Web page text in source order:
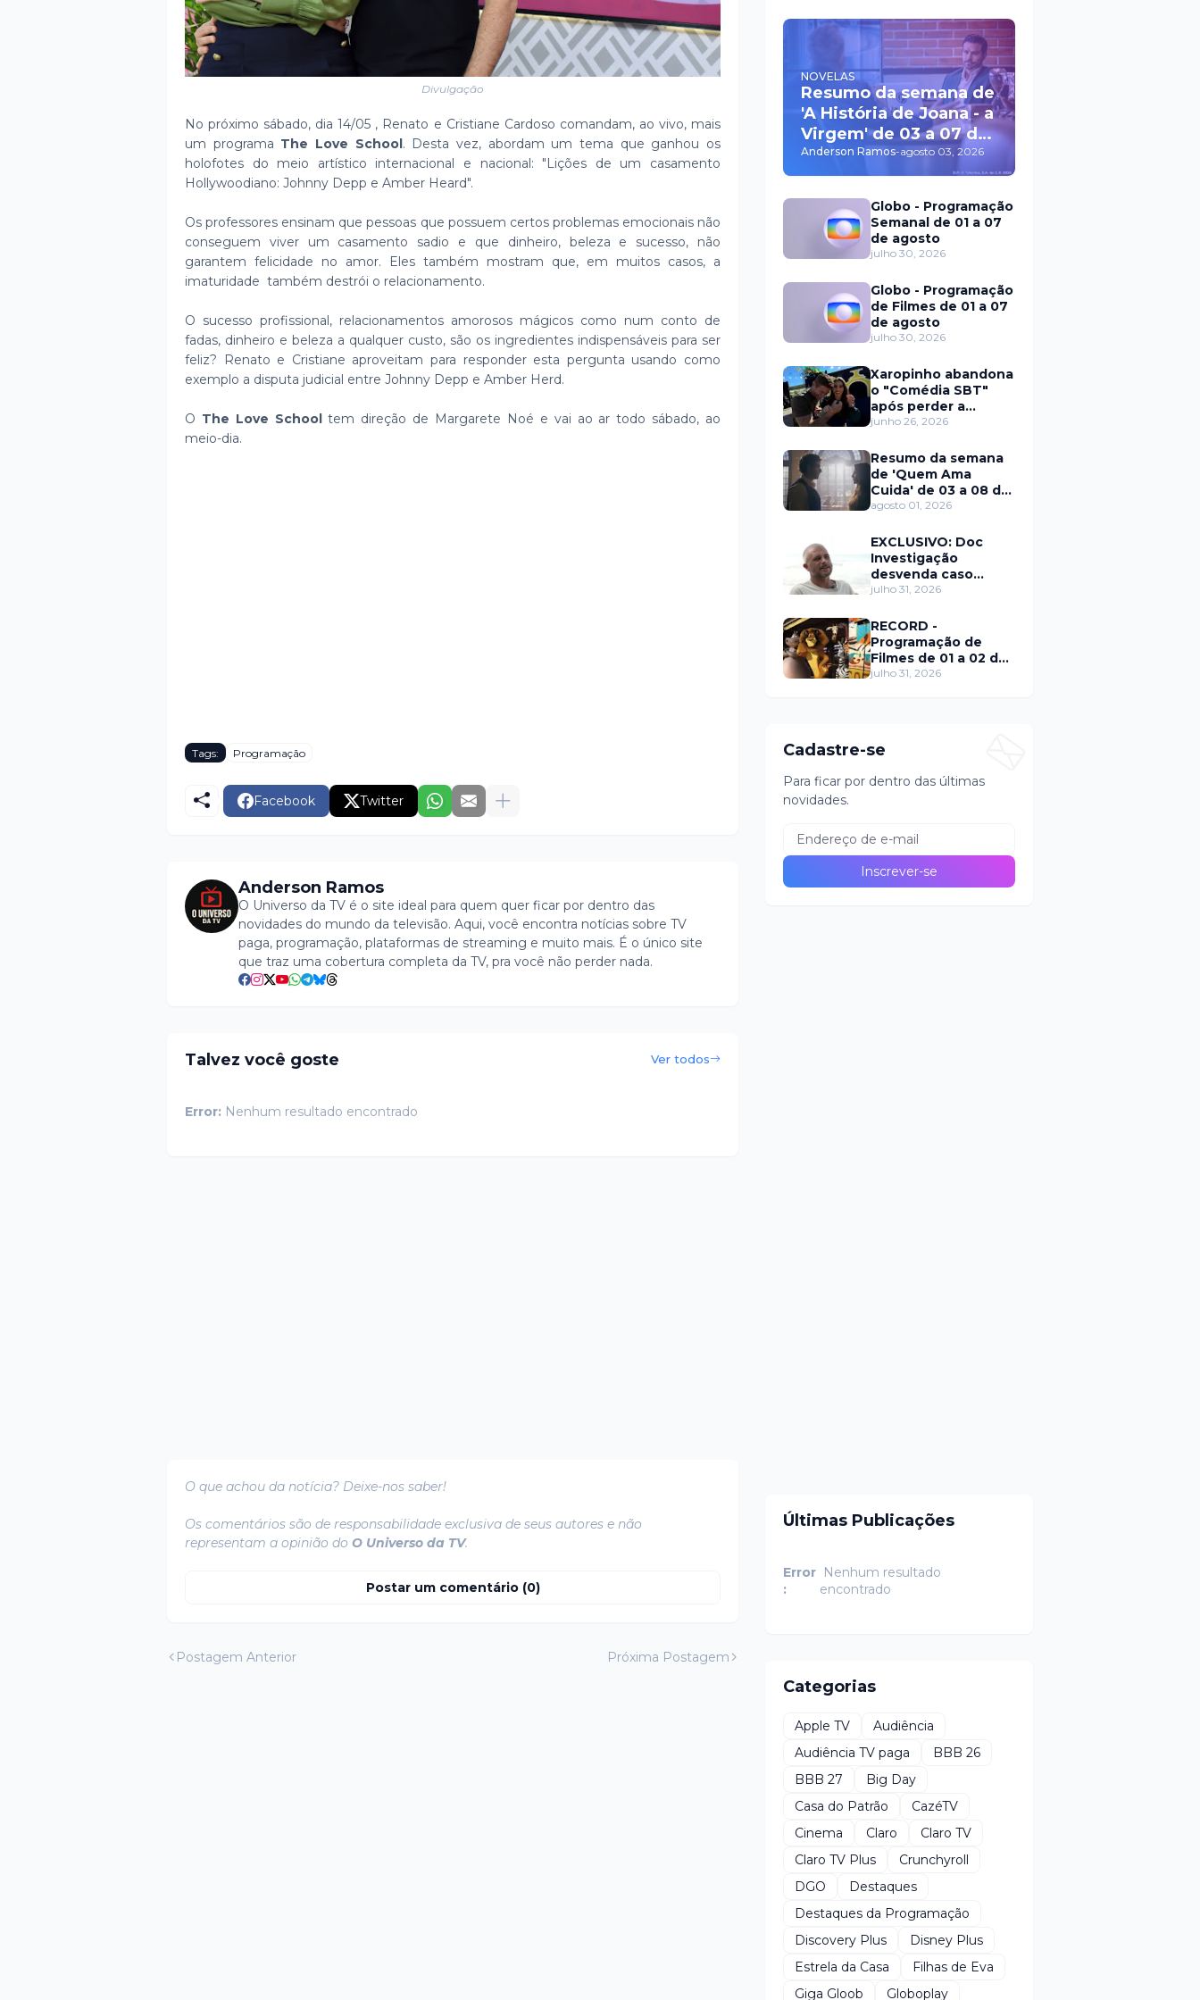
Divulgação
No próximo sábado, dia 14/05 , Renato e Cristiane Cardoso comandam, ao vivo, mais
um programa The Love School. Desta vez, abordam um tema que ganhou os
holofotes do meio artístico internacional e nacional: "Lições de um casamento
Hollywoodiano: Johnny Depp e Amber Heard".
Os professores ensinam que pessoas que possuem certos problemas emocionais não
conseguem viver um casamento sadio e que dinheiro, beleza e sucesso, não
garantem felicidade no amor. Eles também mostram que, em muitos casos, a
imaturidade também destrói o relacionamento.
O sucesso profissional, relacionamentos amorosos mágicos como num conto de
fadas, dinheiro e beleza a qualquer custo, são os ingredientes indispensáveis para ser
feliz? Renato e Cristiane aproveitam para responder esta pergunta usando como
exemplo a disputa judicial entre Johnny Depp e Amber Herd.
O The Love Schooltem direção de Margarete Noé e vai ao ar todo sábado, ao
meio-dia.
Tags: Programação
Facebook Twitter
Anderson Ramos
O Universo da TV é o site ideal para quem quer ficar por dentro das
novidades do mundo da televisão. Aqui, você encontra notícias sobre TV
paga, programação, plataformas de streaming e muito mais. É o único site
que traz uma cobertura completa da TV, pra você não perder nada.
Talvez você goste Ver todos
Error: Nenhum resultado encontrado
O que achou da notícia? Deixe-nos saber!
Os comentários são de responsabilidade exclusiva de seus autores e não
representam a opinião do O Universo da TV.
Postar um comentário (0)
Postagem Anterior Próxima Postagem
NOVELAS
Resumo da semana de
'A História de Joana - a
Virgem' de 03 a 07 de
agosto
Anderson Ramos-agosto 03, 2026
Globo - Programação
Semanal de 01 a 07
de agosto
julho 30, 2026
Globo - Programação
de Filmes de 01 a 07
de agosto
julho 30, 2026
Xaropinho abandona
o "Comédia SBT"
após perder a
paciência com Sarro
junho 26, 2026
Resumo da semana
de 'Quem Ama
Cuida' de 03 a 08 de
agosto
agosto 01, 2026
EXCLUSIVO: Doc
Investigação
desvenda caso
Eduardo Martins e
trás de fraude
internacional
julho 31, 2026
RECORD -
Programação de
Filmes de 01 a 02 de
agosto
julho 31, 2026
Cadastre-se
Para ficar por dentro das últimas
novidades.
Últimas Publicações
Error
:
Nenhum resultado
encontrado
Categorias
Apple TV
Audiência
Audiência TV paga
BBB 26
BBB 27
Big Day
Casa do Patrão
CazéTV
Cinema
Claro
Claro TV
Claro TV Plus
Crunchyroll
DGO
Destaques
Destaques da Programação
Discovery Plus
Disney Plus
Estrela da Casa
Filhas de Eva
Giga Gloob
Globoplay